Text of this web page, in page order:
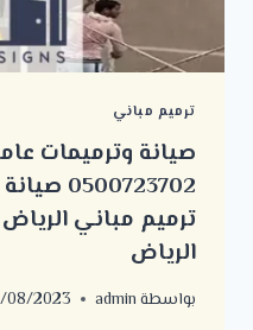
ترميم مباني
صيانة وترميمات
ترميم مباني
الرياض
بواسطةadmin
08/2023